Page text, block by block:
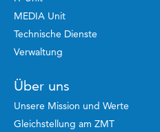
MEDIA Unit
Technische Dienste
Verwaltung
Über uns
Unsere Mission und Werte
Gleichstellung am ZMT